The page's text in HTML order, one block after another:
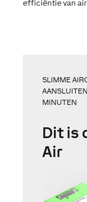
efficiëntie van
SLIMME
MINUTEN
Dit is
Air